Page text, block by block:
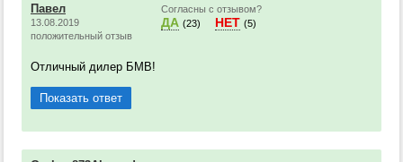
Павел
13.08.2019
положительный отзыв
Согласны с отзывом?
ДА (23) НЕТ (5)
Отличный дилер БМВ!
Показать ответ